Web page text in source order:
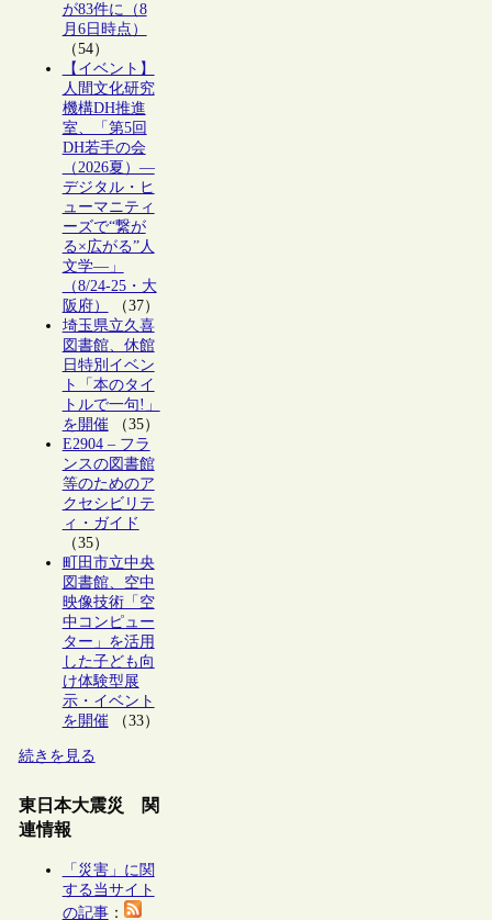
が83件に（8
月6日時点）
（54）
【イベント】
人間文化研究
機構DH推進
室、「第5回
DH若手の会
（2026夏）―
デジタル・ヒ
ューマニティ
ーズで“繋が
る×広がる”人
文学―」
（8/24-25・大
阪府）
（37）
埼玉県立久喜
図書館、休館
日特別イベン
ト「本のタイ
トルで一句!」
を開催（35）
E2904 – フラ
ンスの図書館
等のためのア
クセシビリテ
ィ・ガイド
（35）
町田市立中央
図書館、空中
映像技術「空
中コンピュー
ター」を活用
した子ども向
け体験型展
示・イベント
を開催（33）
続きを見る
東日本大震災 関
連情報
「災害」に関
する当サイト
の記事：